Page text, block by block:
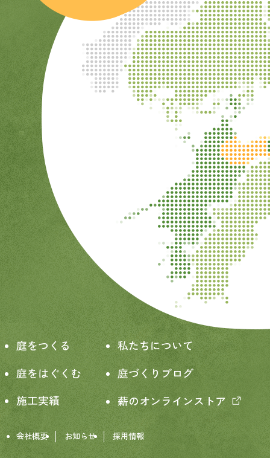
庭をつくる
私たちについて
庭をはぐくむ
庭づくりブログ
施工実績
薪のオンラインストア
会社概要 お知らせ 採用情報